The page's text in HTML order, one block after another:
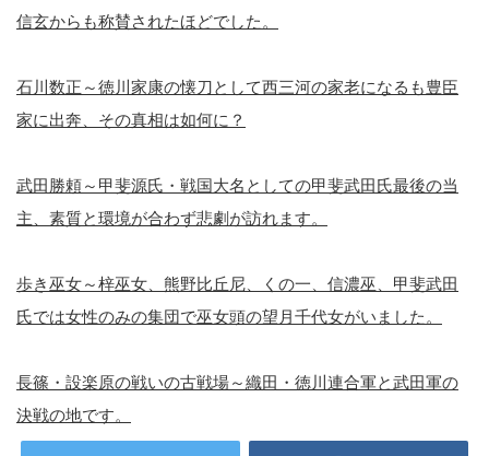
信玄からも称賛されたほどでした。
石川数正～徳川家康の懐刀として西三河の家老になるも豊臣
家に出奔、その真相は如何に？
武田勝頼～甲斐源氏・戦国大名としての甲斐武田氏最後の当
主、素質と環境が合わず悲劇が訪れます。
歩き巫女～梓巫女、熊野比丘尼、くの一、信濃巫、甲斐武田
氏では女性のみの集団で巫女頭の望月千代女がいました。
長篠・設楽原の戦いの古戦場～織田・徳川連合軍と武田軍の
決戦の地です。